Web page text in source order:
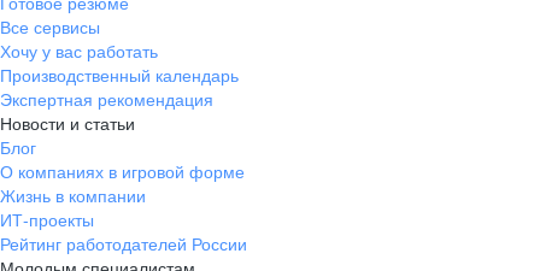
Все сервисы
Хочу у вас работать
Производственный календарь
Экспертная рекомендация
Новости и статьи
Блог
О компаниях в игровой форме
Жизнь в компании
ИТ-проекты
Рейтинг работодателей России